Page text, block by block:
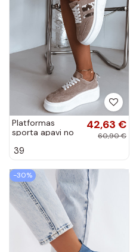
Platformas
sporta apavi no
mākslīgā zamša
42,63 €
60,90 €
39
-30%